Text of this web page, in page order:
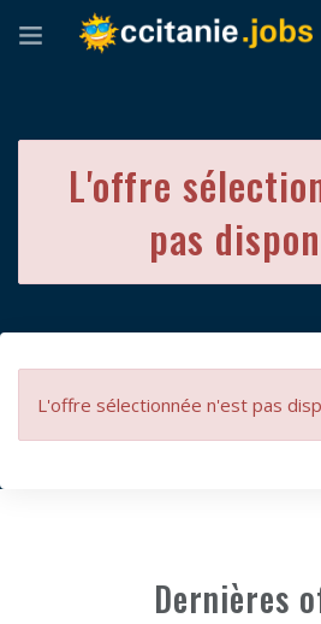
L'offre
pas
L'offre sélectionnée n'est pas
Dernières